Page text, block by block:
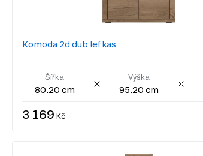
Komoda 2d dub lefkas
Šířka
80.20 cm
Výška
95.20 cm
3 169 Kč